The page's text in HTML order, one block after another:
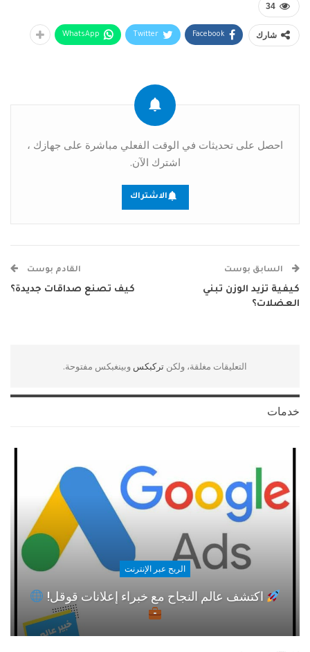
34
شارك Facebook
Twitter
WhatsApp
احصل على تحديثات في الوقت الفعلي مباشرة على جهازك ،
اشترك الآن.
الاشتراك
السابق بوست
كيفية تزيد الوزن تبني
العضلات؟
القادم بوست
كيف تصنع صداقات جديدة؟
التعليقات مغلقة، ولكن تركبكس وبينغبكس مفتوحة.
خدمات
الربح عبر الإنترنت
اكتشف عالم النجاح مع خبراء إعلانات قوقل!